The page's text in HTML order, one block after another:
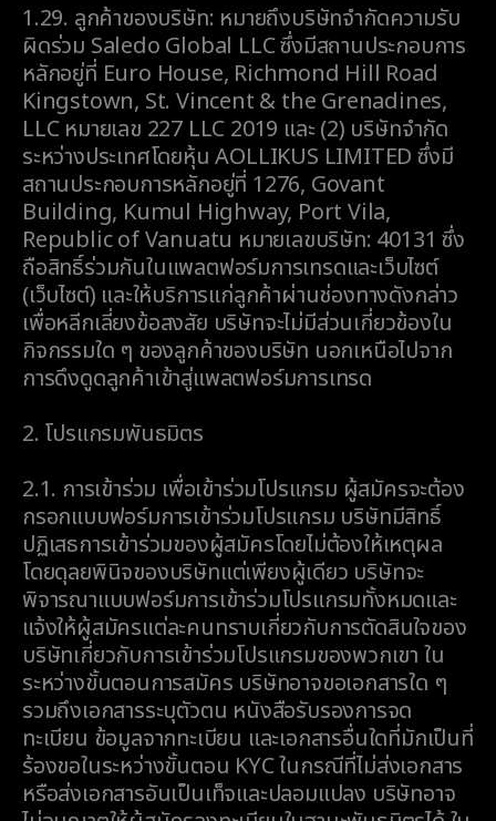
1.29. ลูกค้าของบริษัท: หมายถึงบริษัทจำกัดความรับ
ผิดร่วม Saledo Global LLC ซึ่งมีสถานประกอบการ
หลักอยู่ที่ Euro House, Richmond Hill Road
Kingstown, St. Vincent & the Grenadines,
LLC หมายเลข 227 LLC 2019 และ (2) บริษัทจำกัด
ระหว่างประเทศโดยหุ้น AOLLIKUS LIMITED ซึ่งมี
สถานประกอบการหลักอยู่ที่ 1276, Govant
Building, Kumul Highway, Port Vila,
Republic of Vanuatu หมายเลขบริษัท: 40131 ซึ่ง
ถือสิทธิ์ร่วมกันในแพลตฟอร์มการเทรดและเว็บไซต์
(เว็บไซต์) และให้บริการแก่ลูกค้าผ่านช่องทางดังกล่าว
เพื่อหลีกเลี่ยงข้อสงสัย บริษัทจะไม่มีส่วนเกี่ยวข้องใน
กิจกรรมใด ๆ ของลูกค้าของบริษัท นอกเหนือไปจาก
การดึงดูดลูกค้าเข้าสู่แพลตฟอร์มการเทรด
2. โปรแกรมพันธมิตร
2.1. การเข้าร่วม เพื่อเข้าร่วมโปรแกรม ผู้สมัครจะต้อง
กรอกแบบฟอร์มการเข้าร่วมโปรแกรม บริษัทมีสิทธิ์
ปฏิเสธการเข้าร่วมของผู้สมัครโดยไม่ต้องให้เหตุผล
โดยดุลยพินิจของบริษัทแต่เพียงผู้เดียว บริษัทจะ
พิจารณาแบบฟอร์มการเข้าร่วมโปรแกรมทั้งหมดและ
แจ้งให้ผู้สมัครแต่ละคนทราบเกี่ยวกับการตัดสินใจของ
บริษัทเกี่ยวกับการเข้าร่วมโปรแกรมของพวกเขา ใน
ระหว่างขั้นตอนการสมัคร บริษัทอาจขอเอกสารใด ๆ
รวมถึงเอกสารระบุตัวตน หนังสือรับรองการจด
ทะเบียน ข้อมูลจากทะเบียน และเอกสารอื่นใดที่มักเป็นที่
ร้องขอในระหว่างขั้นตอน KYC ในกรณีที่ไม่ส่งเอกสาร
หรือส่งเอกสารอันเป็นเท็จและปลอมแปลง บริษัทอาจ